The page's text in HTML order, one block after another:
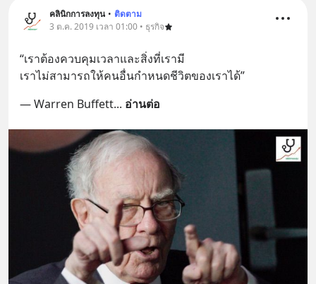
คลินิกการลงทุน • ติดตาม
3 ต.ค. 2019 เวลา 01:00 • ธุรกิจ
“เราต้องควบคุมเวลาและสิ่งที่เรามี
เราไม่สามารถให้คนอื่นกำหนดชีวิตของเราได้”
— Warren Buffett... อ่านต่อ